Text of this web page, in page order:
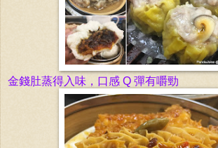
金錢肚蒸得入味 ， 口感 Q 彈有嚼勁